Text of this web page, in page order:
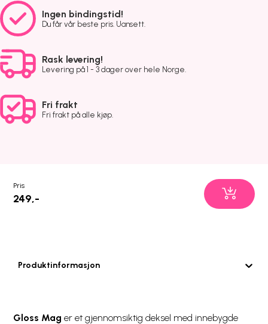
Ingen bindingstid!
Du får vår beste pris. Uansett.
Rask levering!
Levering på 1 - 3 dager over hele Norge.
Fri frakt
Fri frakt på alle kjøp.
Pris
249,-
Produktinformasjon
Gloss Mag er et gjennomsiktig deksel med innebygde